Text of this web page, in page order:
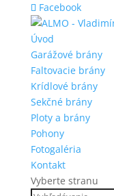
Facebook
Úvod
Garážové brány
Faltovacie brány
Krídlové brány
Sekčné brány
Ploty a brány
Pohony
Fotogaléria
Kontakt
Vyberte stranu